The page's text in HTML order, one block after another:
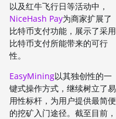
以及红牛飞行日等活动中，
NiceHash Pay为商家扩展了
比特币支付功能，展示了采用
比特币支付所能带来的可行
性。
EasyMining以其独创性的一
键式操作方式，继续树立了易
用性标杆，为用户提供最简便
的挖矿入门途径。截至目前，